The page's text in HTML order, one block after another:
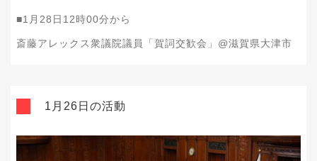
■1月28日12時00分から
斎藤アレックス衆議院議員「賀詞交歓会」@滋賀県大津市
1月26日の活動